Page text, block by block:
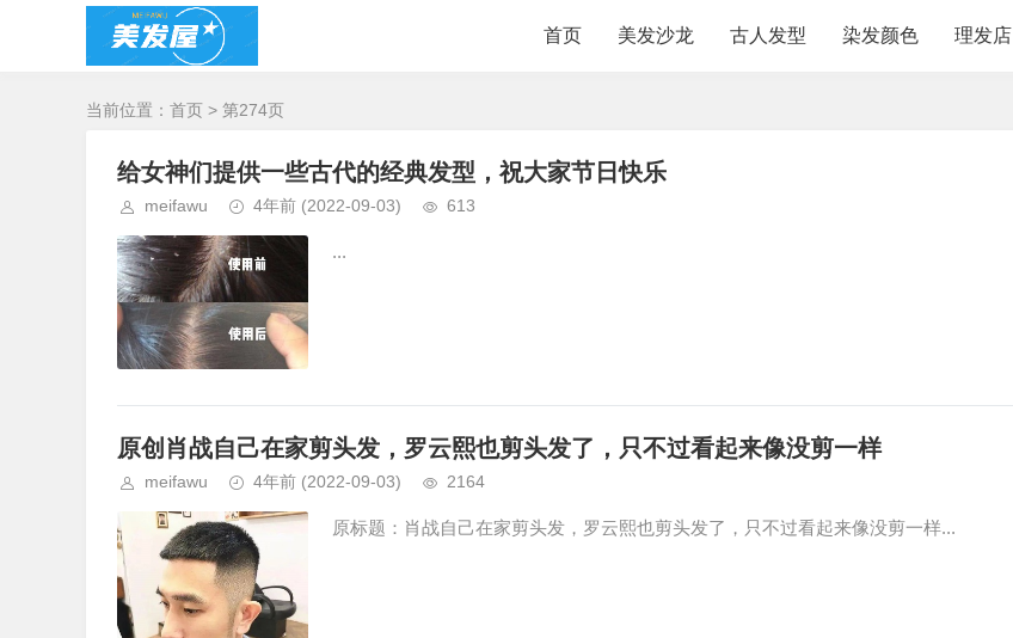
首页 美发沙龙 古人发型 染发颜色 理发店
当前位置： 首页 > 第274页
给女神们提供一些古代的经典发型，祝大家节日快乐
meifawu 4年前 (2022-09-03) 613
...
原创肖战自己在家剪头发，罗云熙也剪头发了，只不过看起来像没剪一样
meifawu 4年前 (2022-09-03) 2164
原标题：肖战自己在家剪头发，罗云熙也剪头发了，只不过看起来像没剪一样...